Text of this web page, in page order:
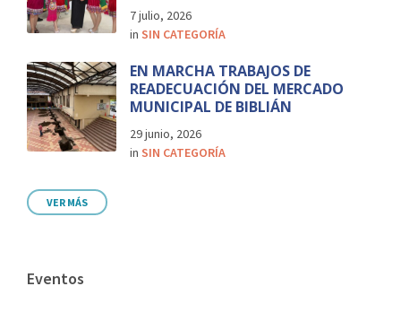
7 julio, 2026
in SIN CATEGORÍA
EN MARCHA TRABAJOS DE
READECUACIÓN DEL MERCADO
MUNICIPAL DE BIBLIÁN
29 junio, 2026
in SIN CATEGORÍA
VER MÁS
Eventos